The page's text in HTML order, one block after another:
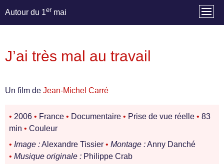
Autour du 1er mai
J’ai très mal au travail
Un film de Jean-Michel Carré
• 2006 • France • Documentaire • Prise de vue réelle • 83
min • Couleur
• Image :Alexandre Tissier • Montage :Anny Danché
• Musique originale : Philippe Crab